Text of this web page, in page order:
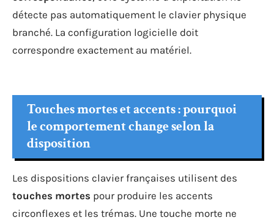
détecte pas automatiquement le clavier physique
branché. La configuration logicielle doit
correspondre exactement au matériel.
Touches mortes et accents : pourquoi
le comportement change selon la
disposition
Les dispositions clavier françaises utilisent des
touches mortes pour produire les accents
circonflexes et les trémas. Une touche morte ne